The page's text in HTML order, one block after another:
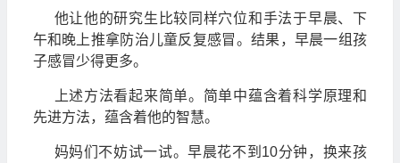
他让他的研究生比较同样穴位和手法于早晨、下
午和晚上推拿防治儿童反复感冒。结果，早晨一组孩
子感冒少得更多。
上述方法看起来简单。简单中蕴含着科学原理和
先进方法，蕴含着他的智慧。
妈妈们不妨试一试。早晨花不到10分钟，换来孩